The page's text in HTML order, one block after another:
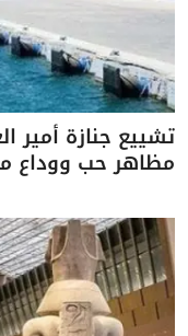
تشييع جنازة أمير
مظاهر حب ووداع